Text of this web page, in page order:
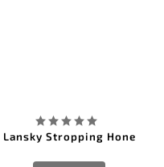
Lansky Stropping Hone